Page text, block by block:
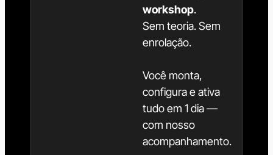
workshop.
Sem teoria. Sem
enrolação.
Você monta,
configura e ativa
tudo em 1 dia —
com nosso
acompanhamento.